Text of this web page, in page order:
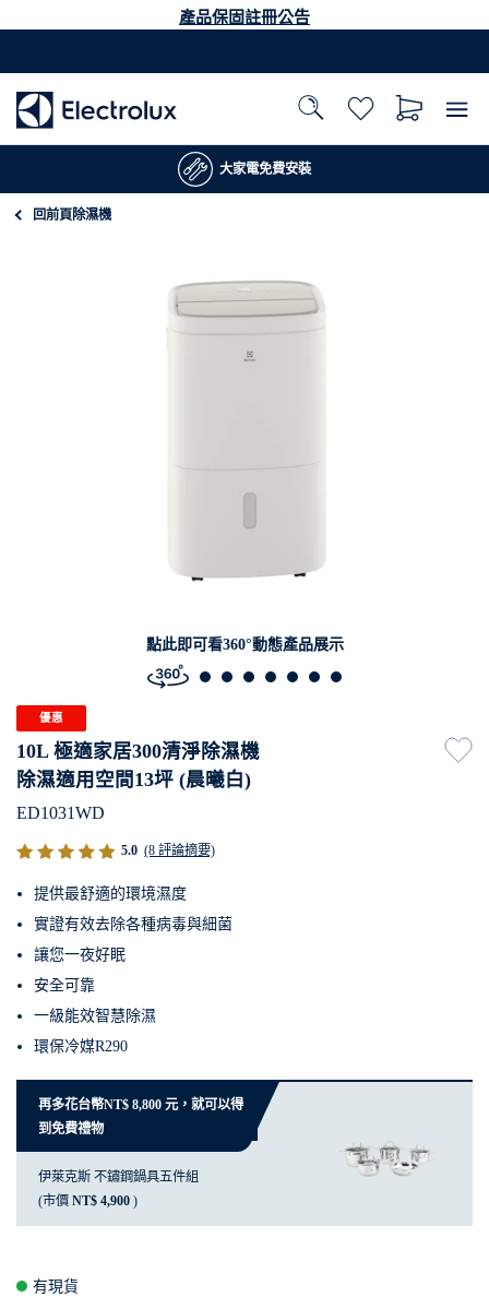
產品保固註冊公告
大家電免費安裝
回前頁除濕機
點此即可看360°動態產品展示
優惠
10L 極適家居300清淨除濕機
除濕適用空間13坪 (晨曦白)
ED1031WD
5.0 (8 評論摘要)
提供最舒適的環境濕度
實證有效去除各種病毒與細菌
讓您一夜好眠
安全可靠
一級能效智慧除濕
環保冷媒R290
再多花台幣NT$ 8,800 元，就可以得
到免費禮物
伊萊克斯 不鏽鋼鍋具五件組
(市價 NT$ 4,900 )
有現貨